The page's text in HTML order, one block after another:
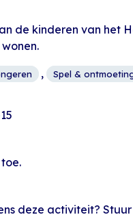
de kinderen van het
, Spel &
deze activiteit?